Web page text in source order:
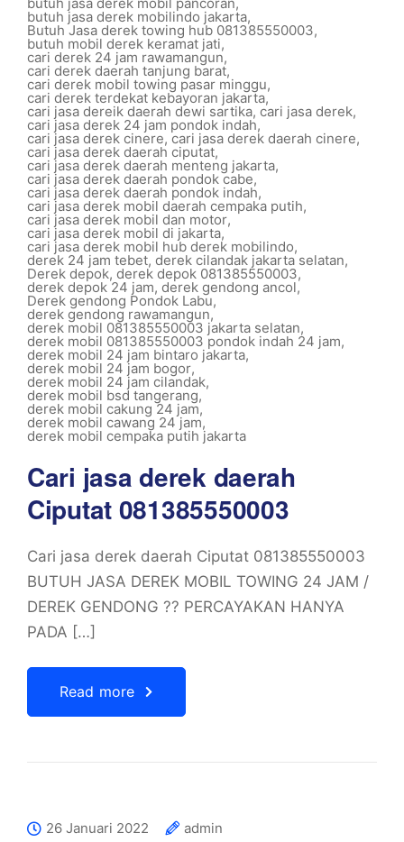
butuh jasa derek mobilindo jakarta,
Butuh Jasa derek towing hub 081385550003,
butuh mobil derek keramat jati,
cari derek 24 jam rawamangun,
cari derek daerah tanjung barat,
cari derek mobil towing pasar minggu,
cari derek terdekat kebayoran jakarta,
cari jasa dereik daerah dewi sartika, cari jasa derek,
cari jasa derek 24 jam pondok indah,
cari jasa derek cinere, cari jasa derek daerah cinere,
cari jasa derek daerah ciputat,
cari jasa derek daerah menteng jakarta,
cari jasa derek daerah pondok cabe,
cari jasa derek daerah pondok indah,
cari jasa derek mobil daerah cempaka putih,
cari jasa derek mobil dan motor,
cari jasa derek mobil di jakarta,
cari jasa derek mobil hub derek mobilindo,
derek 24 jam tebet, derek cilandak jakarta selatan,
Derek depok, derek depok 081385550003,
derek depok 24 jam, derek gendong ancol,
Derek gendong Pondok Labu,
derek gendong rawamangun,
derek mobil 081385550003 jakarta selatan,
derek mobil 081385550003 pondok indah 24 jam,
derek mobil 24 jam bintaro jakarta,
derek mobil 24 jam bogor,
derek mobil 24 jam cilandak,
derek mobil bsd tangerang,
derek mobil cakung 24 jam,
derek mobil cawang 24 jam,
derek mobil cempaka putih jakarta
Cari jasa derek daerah
Ciputat 081385550003
Cari jasa derek daerah Ciputat 081385550003
BUTUH JASA DEREK MOBIL TOWING 24 JAM /
DEREK GENDONG ?? PERCAYAKAN HANYA
PADA […]
Read more
26 Januari 2022
admin